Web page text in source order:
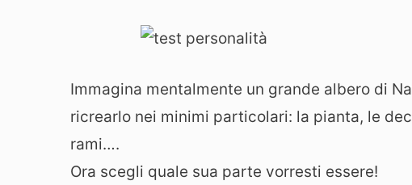
Immagina mentalmente un grande albero di
ricrearlo nei minimi particolari: la pianta, le
rami….
Ora scegli quale sua parte vorresti essere!